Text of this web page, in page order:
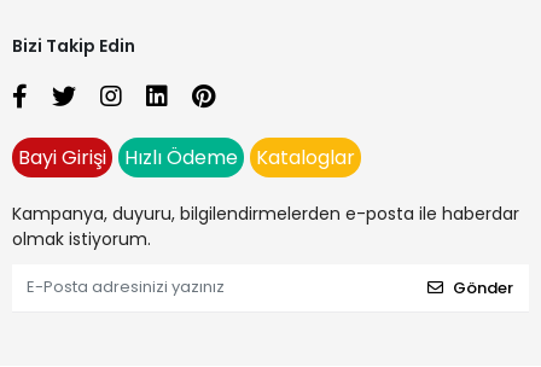
Bizi Takip Edin
Bayi Girişi Hızlı Ödeme Kataloglar
Kampanya, duyuru, bilgilendirmelerden e-posta ile haberdar
olmak istiyorum.
Gönder